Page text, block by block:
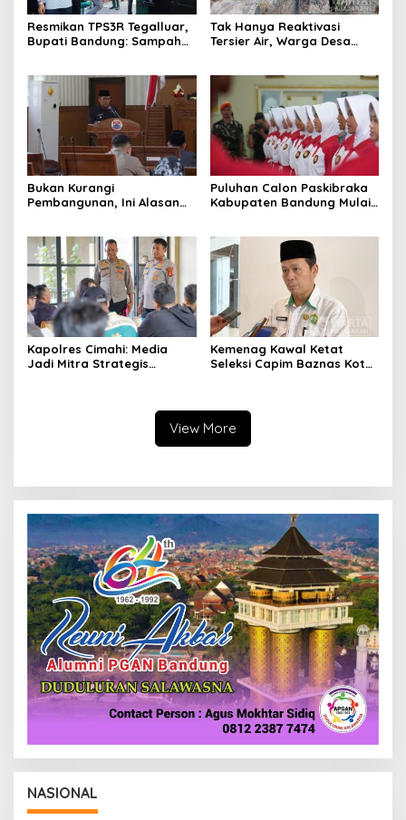
Resmikan TPS3R Tegalluar,
Bupati Bandung: Sampah
Tak Hanya Reaktivasi
Tersier Air, Warga Desa
Bukan Kurangi
Pembangunan, Ini Alasan
Daerah
Puluhan Calon Paskibraka
Kabupaten Bandung Mulai
Kapolres Cimahi: Media
Jadi Mitra Strategis
Kemenag Kawal Ketat
Seleksi Capim Baznas Kota
View More
NASIONAL